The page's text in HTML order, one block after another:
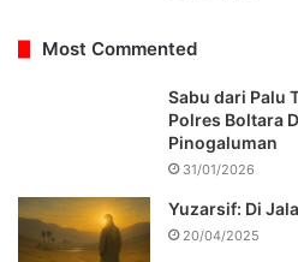
Most Commented
Sabu dari Palu
Polres Boltara
Pinogaluman
31/01/2026
Yuzarsif: Di
20/04/2025